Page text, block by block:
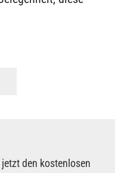
den kostenlosen